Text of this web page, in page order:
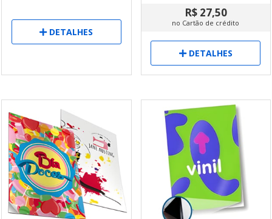
DETALHES
R$ 27,50
no Cartão de crédito
DETALHES